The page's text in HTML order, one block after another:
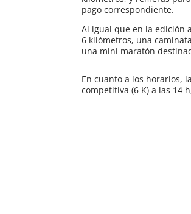
pago correspondiente.
Al igual que en la edición
6 kilómetros, una
una mini maratón
En cuanto a los horarios,
competitiva (6 K) a las 14